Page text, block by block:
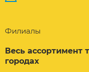
Филиалы
Весь ассортимент
городах